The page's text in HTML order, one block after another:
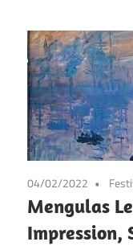
Situs
Festival
Prancis
tentang
festival
kesenian
di
prancis
mulai
seni,
musik,
dan
04/02/2022
Mengulas
Impression,